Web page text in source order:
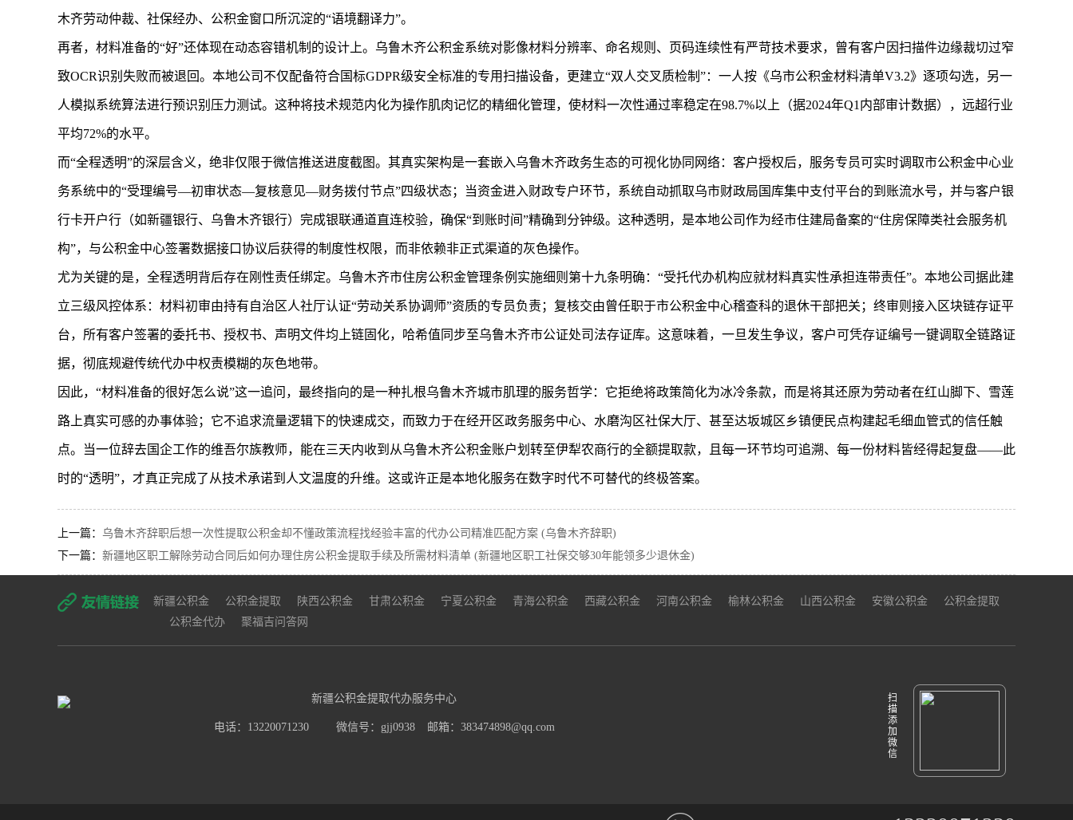
木齐劳动仲裁、社保经办、公积金窗口所沉淀的“语境翻译力”。
再者，材料准备的“好”还体现在动态容错机制的设计上。乌鲁木齐公积金系统对影像材料分辨率、命名规则、页码连续性有严苛技术要求，曾有客户因扫描件边缘裁切过窄
致OCR识别失败而被退回。本地公司不仅配备符合国标GDPR级安全标准的专用扫描设备，更建立“双人交叉质检制”：一人按《乌市公积金材料清单V3.2》逐项勾选，另一
人模拟系统算法进行预识别压力测试。这种将技术规范内化为操作肌肉记忆的精细化管理，使材料一次性通过率稳定在98.7%以上（据2024年Q1内部审计数据），远超行业
平均72%的水平。
而“全程透明”的深层含义，绝非仅限于微信推送进度截图。其真实架构是一套嵌入乌鲁木齐政务生态的可视化协同网络：客户授权后，服务专员可实时调取市公积金中心业
务系统中的“受理编号—初审状态—复核意见—财务拨付节点”四级状态；当资金进入财政专户环节，系统自动抓取乌市财政局国库集中支付平台的到账流水号，并与客户银
行卡开户行（如新疆银行、乌鲁木齐银行）完成银联通道直连校验，确保“到账时间”精确到分钟级。这种透明，是本地公司作为经市住建局备案的“住房保障类社会服务机
构”，与公积金中心签署数据接口协议后获得的制度性权限，而非依赖非正式渠道的灰色操作。
尤为关键的是，全程透明背后存在刚性责任绑定。乌鲁木齐市住房公积金管理条例实施细则第十九条明确：“受托代办机构应就材料真实性承担连带责任”。本地公司据此建
立三级风控体系：材料初审由持有自治区人社厅认证“劳动关系协调师”资质的专员负责；复核交由曾任职于市公积金中心稽查科的退休干部把关；终审则接入区块链存证平
台，所有客户签署的委托书、授权书、声明文件均上链固化，哈希值同步至乌鲁木齐市公证处司法存证库。这意味着，一旦发生争议，客户可凭存证编号一键调取全链路证
据，彻底规避传统代办中权责模糊的灰色地带。
因此，“材料准备的很好怎么说”这一追问，最终指向的是一种扎根乌鲁木齐城市肌理的服务哲学：它拒绝将政策简化为冰冷条款，而是将其还原为劳动者在红山脚下、雪莲
路上真实可感的办事体验；它不追求流量逻辑下的快速成交，而致力于在经开区政务服务中心、水磨沟区社保大厅、甚至达坂城区乡镇便民点构建起毛细血管式的信任触
点。当一位辞去国企工作的维吾尔族教师，能在三天内收到从乌鲁木齐公积金账户划转至伊犁农商行的全额提取款，且每一环节均可追溯、每一份材料皆经得起复盘——此
时的“透明”，才真正完成了从技术承诺到人文温度的升维。这或许正是本地化服务在数字时代不可替代的终极答案。
上一篇： 乌鲁木齐辞职后想一次性提取公积金却不懂政策流程找经验丰富的代办公司精准匹配方案 (乌鲁木齐辞职)
下一篇： 新疆地区职工解除劳动合同后如何办理住房公积金提取手续及所需材料清单 (新疆地区职工社保交够30年能领多少退休金)
新疆公积金 公积金提取 陕西公积金 甘肃公积金 宁夏公积金 青海公积金 西藏公积金 河南公积金 榆林公积金 山西公积金 安徽公积金
公积金提取
公积金代办
聚福吉问答网
新疆公积金提取代办服务中心
电话：13220071230 微信号：gjj0938 邮箱：383474898@qq.com
扫
描
添
加
微
信